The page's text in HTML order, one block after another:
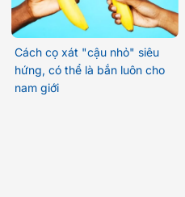
Cách cọ xát "cậu nhỏ" siêu
hứng, có thể là bắn luôn cho
nam giới